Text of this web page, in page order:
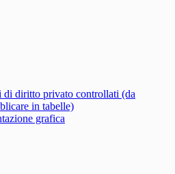
di diritto privato controllati (da
in tabelle)
grafica